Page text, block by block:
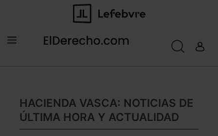
HACIENDA VASCA: NOTICIAS DE
ÚLTIMA HORA Y ACTUALIDAD